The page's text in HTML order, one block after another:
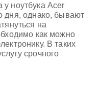
ноутбука Acer
дня, однако, бывают
на
как можно
В таких
срочного